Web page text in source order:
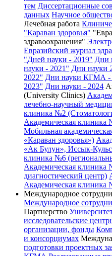
тем Диссертационные
данных Научное
Лечебная работа
"Караван здоровья"
здравоохранения"
Евразийский журнал
"Дней науки - 2019" Дни
науки - 2021" Дни науки
2022" Дни науки КГМА -
2023" Дни науки - 2024
(University Clinics)
лечебно-научный
клиника №2
Академическая
Мобильная
«Караван здоровья»)
«Ак Булун», Иссык-
клиника №6
Академическая клиника
диагностический центр)
Академическая клиника
Международное
Международное
Партнерство
исследовательские
организации, фонды
и консорциумах
подготовки проектных